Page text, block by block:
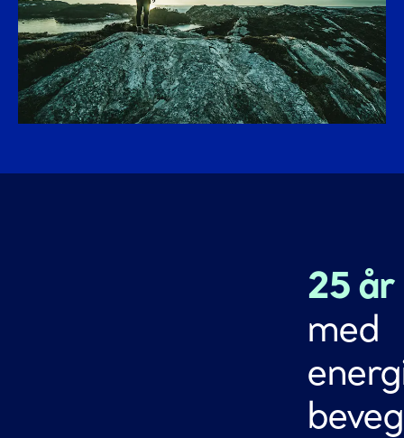
25 år
med